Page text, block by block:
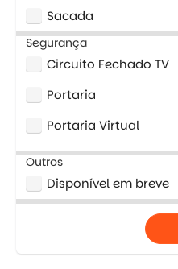
Sacada
Segurança
Circuito Fechado TV
Portaria
Portaria Virtual
Outros
Disponível em breve